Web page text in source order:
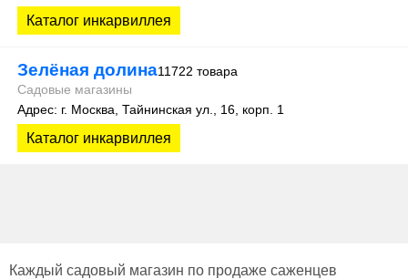
Каталог инкарвиллея
Зелёная долина11722 товара
Садовые магазины
Адрес: г. Москва, Тайнинская ул., 16, корп. 1
Каталог инкарвиллея
Каждый садовый магазин по продаже саженцев